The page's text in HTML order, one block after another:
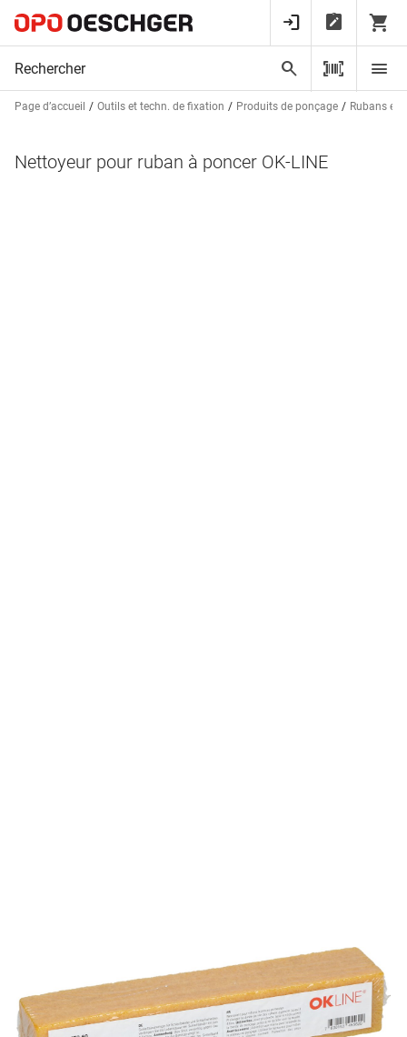
Page d’accueil Outils et techn. de fixation Produits de ponçage Rubans et
Nettoyeur pour ruban à poncer OK-LINE